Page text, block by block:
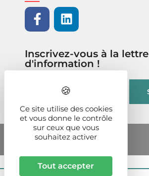
Inscrivez-vous à la lettre
d'information !
Ce site utilise des cookies
et vous donne le contrôle
sur ceux que vous
souhaitez activer
Tout accepter